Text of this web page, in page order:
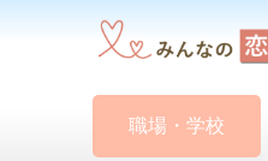
職場・学校